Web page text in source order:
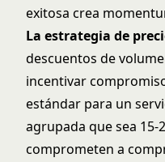
exitosa crea
La estrategia de
descuentos de
incentivar
estándar para un
agrupada que sea 15-
comprometen a